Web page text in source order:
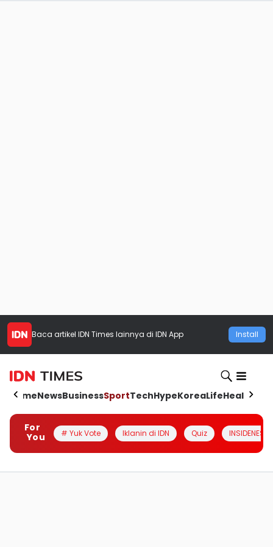
Baca artikel IDN Times lainnya di IDN App Install
HomeNewsBusinessSportTechHypeKoreaLifeHealth
For
You
# Yuk Vote Iklanin di IDN Quiz INSIDENESIA